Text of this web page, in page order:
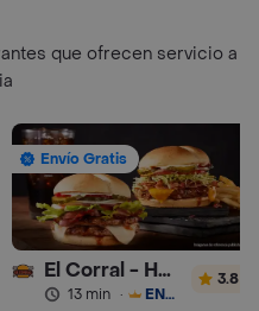
que ofrecen servicio a
Envío Gratis
El Corral - Hamburguesa
13 min · ENVÍO GRATIS
3.8